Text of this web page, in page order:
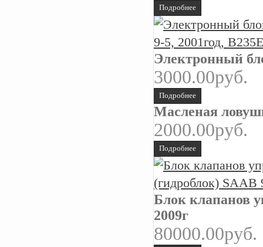
Подробнее
Электронный
3000.00руб.
Подробнее
Масленая
2000.00руб.
Подробнее
Блок клапанов
2009г
80000.00руб.